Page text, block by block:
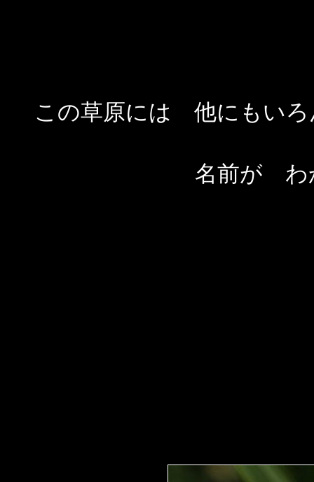
この草原には 他にもいろ
名前が わ